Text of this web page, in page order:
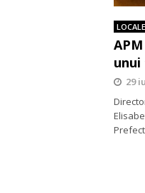
LOCALE
unui
29